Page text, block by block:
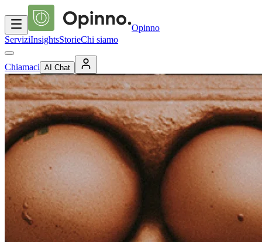
Opinno
ServiziInsightsStorieChi siamo
Chiamaci AI Chat